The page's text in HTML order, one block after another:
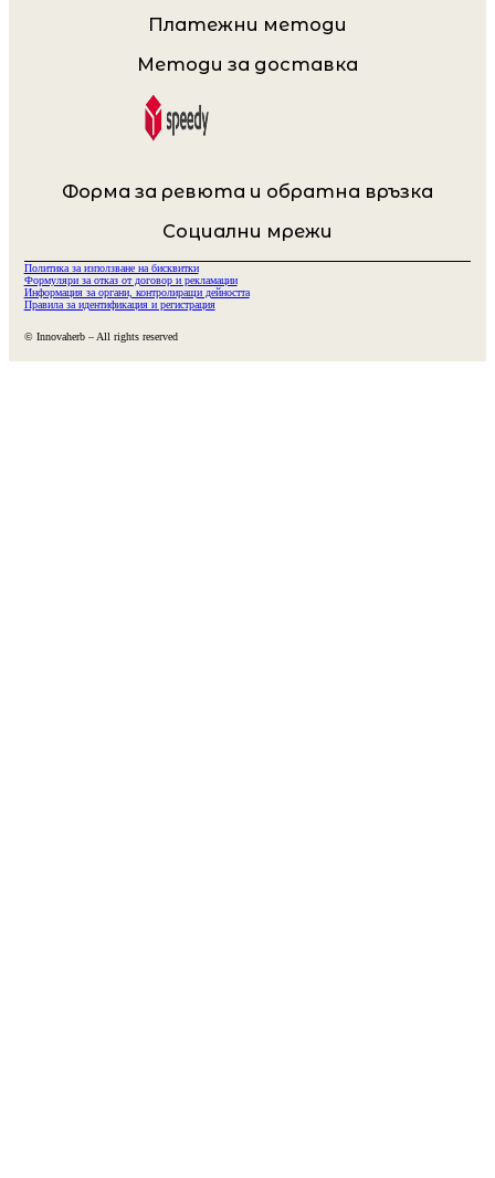
Платежни методи
Методи за доставка
Форма за ревюта и обратна връзка
Социални мрежи
Политика за използване на бисквитки
Формуляри за отказ от договор и рекламации
Информация за органи, контролиращи дейността
Правила за идентификация и регистрация
© Innovaherb – All rights reserved